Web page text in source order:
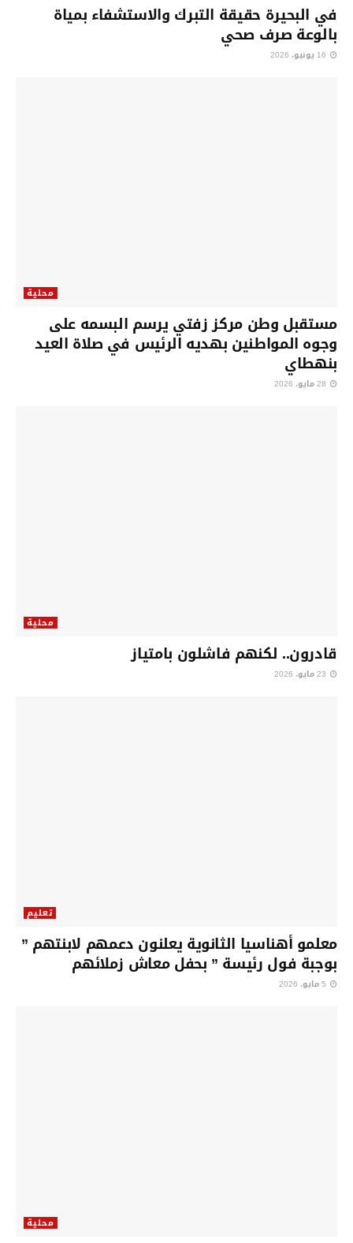
في البحيرة حقيقة التبرك والاستشفاء بمياة
بالوعة صرف صحي
محلية
مستقبل وطن مركز زفتي يرسم البسمه على
وجوه المواطنين بهديه الرئيس في صلاة العيد
بنهطاي
محلية
قادرون.. لكنهم فاشلون بامتياز
تعليم
معلمو أهناسيا الثانوية يعلنون دعمهم لابنتهم ”
بوجبة فول رئيسة ” بحفل معاش زملائهم
محلية